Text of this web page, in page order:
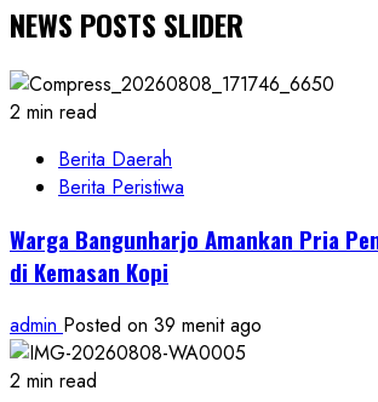
NEWS POSTS SLIDER
2 min read
Berita Daerah
Berita Peristiwa
Warga Bangunharjo Amankan Pria
di Kemasan Kopi
admin Posted on 39 menit ago
2 min read